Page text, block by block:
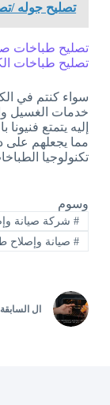
تصليح جوله /
تصليح طباخات
سواء كنتم في
خدمات الغسيل
إليه يتمتع
مما يجعلهم على
تكنولوجيا
وسوم
#شركة صيانة
#صيانة وإصلاح
ال السابقة